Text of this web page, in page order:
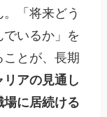
「将来どう
いるか」を
とが、長期
リアの見通し
に居続ける